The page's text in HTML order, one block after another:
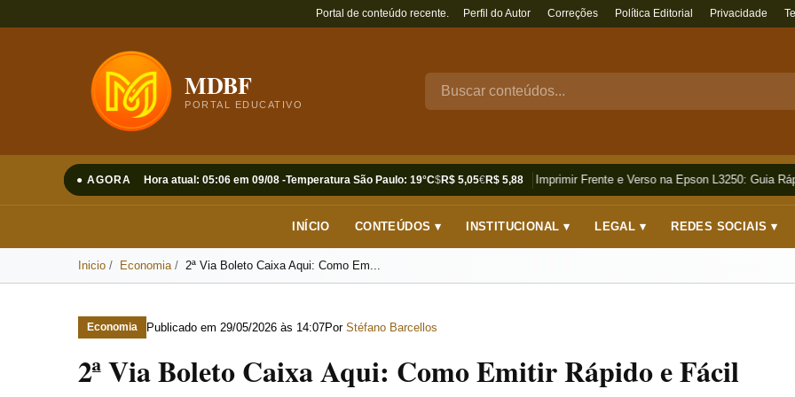
Portal de conteúdo recente. Perfil do Autor Correções Política Editorial Privacidade
MDBF
PORTAL EDUCATIVO
● AGORA Hora atual: 05:06 em 09/08 -Temperatura São Paulo: 19°C$R$ 5,05€R$ 5,88
Como Imprimir Frente e Verso na Epson L3250: Guia
INÍCIO CONTEÚDOS ▾ INSTITUCIONAL ▾ LEGAL ▾ REDES SOCIAIS ▾
Inicio Economia 2ª Via Boleto Caixa Aqui: Como Em...
Economia Publicado em 29/05/2026 às 14:07Por Stéfano Barcellos
2ª Via Boleto Caixa Aqui: Como Emitir Rápido e Fácil